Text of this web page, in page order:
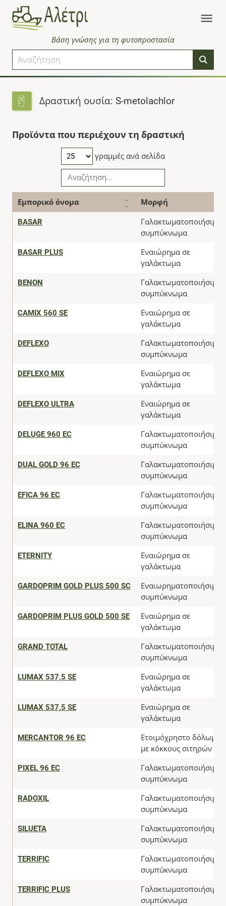
Βάση γνώσης για τη φυτοπροστασία
Δραστική ουσία: S-metolachlor
Προϊόντα που περιέχουν τη δραστική
γραμμές ανά σελίδα
Εμπορικό όνομα Μορφή
BASAR
Γαλακτωματοποιήσιμο
συμπύκνωμα
BASAR PLUS
Εναιώρημα σε
γαλάκτωμα
BENON
Γαλακτωματοποιήσιμο
συμπύκνωμα
CAMIX 560 SE
Εναιώρημα σε
γαλάκτωμα
DEFLEXO
Γαλακτωματοποιήσιμο
συμπύκνωμα
DEFLEXO MIX
Εναιώρημα σε
γαλάκτωμα
DEFLEXO ULTRA
Εναιώρημα σε
γαλάκτωμα
DELUGE 960 EC
Γαλακτωματοποιήσιμο
συμπύκνωμα
DUAL GOLD 96 EC
Γαλακτωματοποιήσιμο
συμπύκνωμα
EFICA 96 EC
Γαλακτωματοποιήσιμο
συμπύκνωμα
ELINA 960 EC
Γαλακτωματοποιήσιμο
συμπύκνωμα
ETERNITY
Εναιώρημα σε
γαλάκτωμα
GARDOPRIM GOLD PLUS 500 SC
Εναιωρηματοποιήσιμο
συμπύκνωμα
GARDOPRIM PLUS GOLD 500 SE
Εναιώρημα σε
γαλάκτωμα
GRAND TOTAL
Γαλακτωματοποιήσιμο
συμπύκνωμα
LUMAX 537,5 SE
Εναιώρημα σε
γαλάκτωμα
LUMAX 537,5 SE
Εναιώρημα σε
γαλάκτωμα
MERCANTOR 96 EC
Ετοιμόχρηστο δόλωμα
με κόκκους σιτηρών
PIXEL 96 EC
Γαλακτωματοποιήσιμο
συμπύκνωμα
RADOXIL
Γαλακτωματοποιήσιμο
συμπύκνωμα
SILUETA
Γαλακτωματοποιήσιμο
συμπύκνωμα
TERRIFIC
Γαλακτωματοποιήσιμο
συμπύκνωμα
TERRIFIC PLUS
Γαλακτωματοποιήσιμο
συμπύκνωμα